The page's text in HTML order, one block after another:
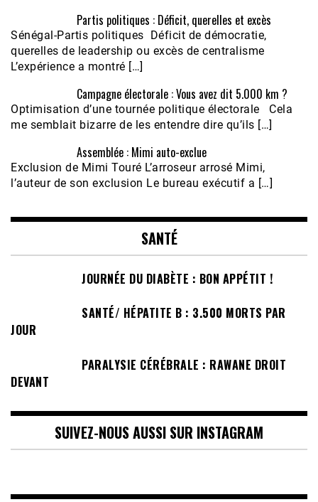
Partis politiques : Déficit, querelles et excès
Sénégal-Partis politiques Déficit de démocratie,
querelles de leadership ou excès de centralisme
L’expérience a montré […]
Campagne électorale : Vous avez dit 5.000 km ?
Optimisation d’une tournée politique électorale Cela
me semblait bizarre de les entendre dire qu’ils […]
Assemblée : Mimi auto-exclue
Exclusion de Mimi Touré L’arroseur arrosé Mimi,
l’auteur de son exclusion Le bureau exécutif a […]
SANTÉ
JOURNÉE DU DIABÈTE : BON APPÉTIT !
SANTÉ/ HÉPATITE B : 3.500 MORTS PAR
JOUR
PARALYSIE CÉRÉBRALE : RAWANE DROIT
DEVANT
SUIVEZ-NOUS AUSSI SUR INSTAGRAM